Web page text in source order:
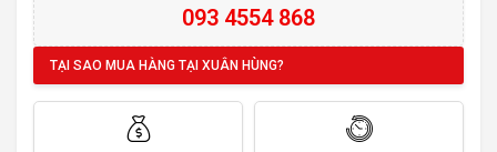
093 4554 868
TẠI SAO MUA HÀNG TẠI XUÂN HÙNG?